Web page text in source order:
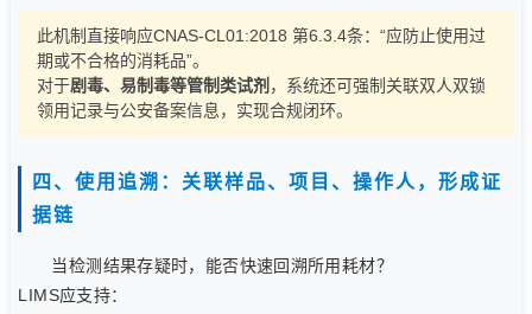
此机制直接响应CNAS-CL01:2018 第6.3.4条：“应防止使用过
期或不合格的消耗品”。
对于剧毒、易制毒等管制类试剂 ，系统还可强制关联双人双锁
领用记录与公安备案信息，实现合规闭环。
四、使用追溯：关联样品、项目、操作人，形成证
据链
当检测结果存疑时，能否快速回溯所用耗材？
LIMS应支持：